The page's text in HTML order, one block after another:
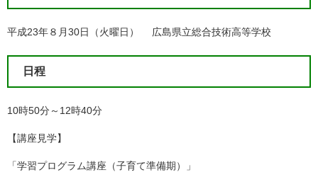
平成23年８月30日（火曜日） 広島県立総合技術高等学校
日程
10時50分～12時40分
【講座見学】
「学習プログラム講座（子育て準備期）」